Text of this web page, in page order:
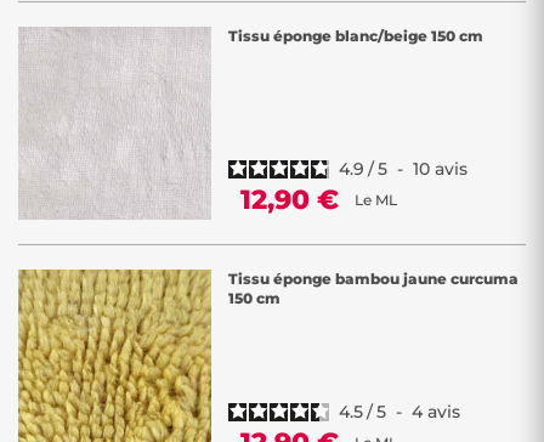
Tissu éponge blanc/beige 150 cm
4.9 /5 - 10 avis
12,90 € Le ML
Tissu éponge bambou jaune curcuma
150 cm
4.5/5 - 4 avis